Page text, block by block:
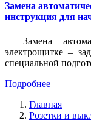
Замена
инструкция для
Замена
электрощитке –
специальной
Подробнее
Главная
Розетки и